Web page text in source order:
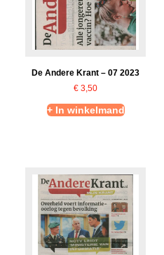
De Andere Krant – 07 2023
€ 3,50
+ In winkelmand